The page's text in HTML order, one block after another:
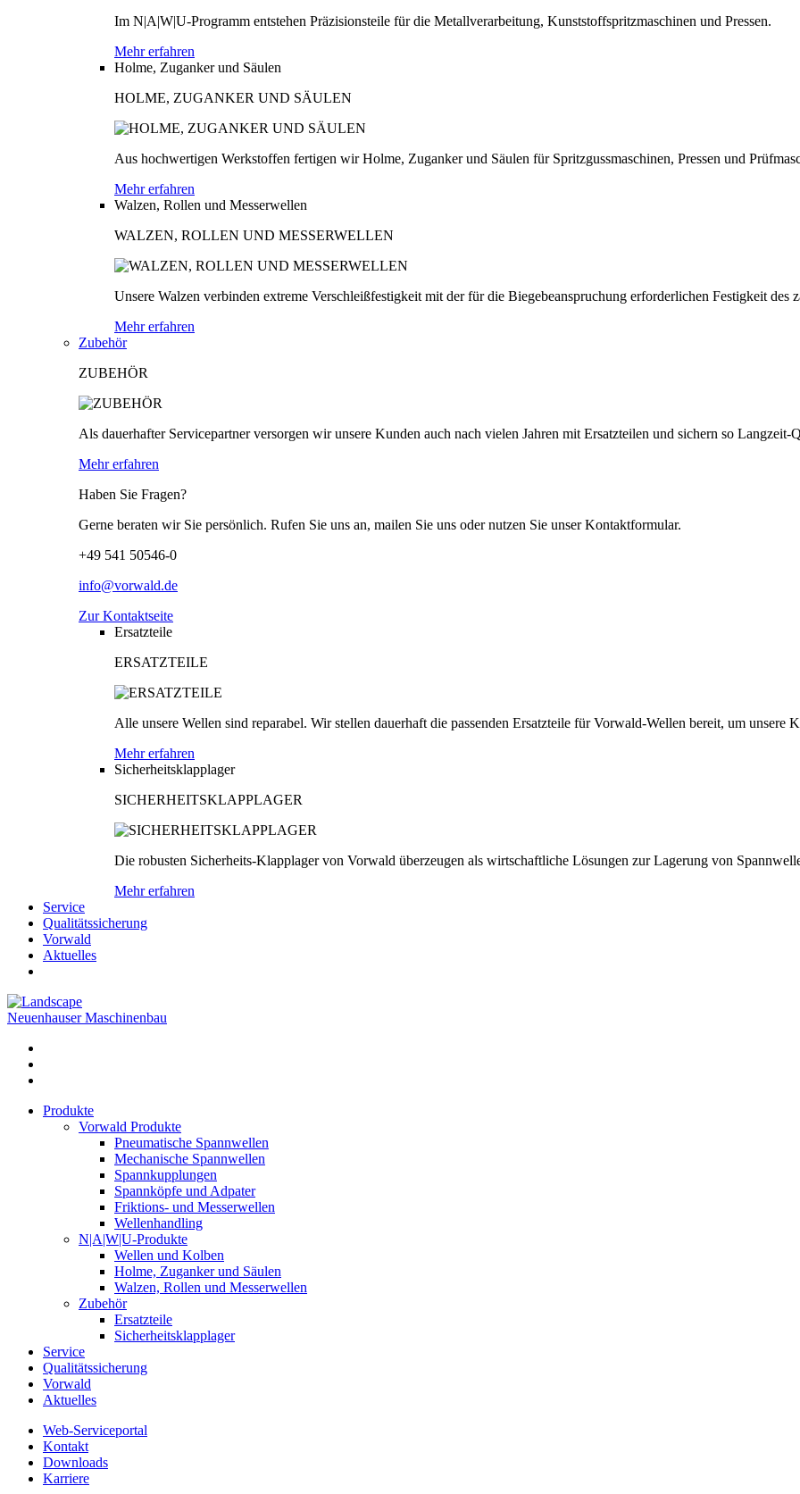
Im N|A|W|U-Programm entstehen Präzisionsteile für die Metallverarbeitung, Kunststoffspritzmaschinen und Pressen.
Mehr erfahren
Holme, Zuganker und Säulen
HOLME, ZUGANKER UND SÄULEN
Aus hochwertigen Werkstoffen fertigen wir Holme, Zuganker und Säulen für Spritzgussmaschinen, Pressen und
Mehr erfahren
Walzen, Rollen und Messerwellen
WALZEN, ROLLEN UND MESSERWELLEN
Unsere Walzen verbinden extreme Verschleißfestigkeit mit der für die Biegebeanspruchung erforderlichen Festigkeit des
Mehr erfahren
Zubehör
ZUBEHÖR
Als dauerhafter Servicepartner versorgen wir unsere Kunden auch nach vielen Jahren mit Ersatzteilen und sichern so Langzeit-
Mehr erfahren
Haben Sie Fragen?
Gerne beraten wir Sie persönlich. Rufen Sie uns an, mailen Sie uns oder nutzen Sie unser Kontaktformular.
+49 541 50546-0
info@vorwald.de
Zur Kontaktseite
Ersatzteile
ERSATZTEILE
Alle unsere Wellen sind reparabel. Wir stellen dauerhaft die passenden Ersatzteile für Vorwald-Wellen bereit, um unsere
Mehr erfahren
Sicherheitsklapplager
SICHERHEITSKLAPPLAGER
Die robusten Sicherheits-Klapplager von Vorwald überzeugen als wirtschaftliche Lösungen zur Lagerung von
Mehr erfahren
Service
Qualitätssicherung
Vorwald
Aktuelles
Neuenhauser Maschinenbau
Produkte
Vorwald Produkte
Pneumatische Spannwellen
Mechanische Spannwellen
Spannkupplungen
Spannköpfe und Adpater
Friktions- und Messerwellen
Wellenhandling
N|A|W|U-Produkte
Wellen und Kolben
Holme, Zuganker und Säulen
Walzen, Rollen und Messerwellen
Zubehör
Ersatzteile
Sicherheitsklapplager
Service
Qualitätssicherung
Vorwald
Aktuelles
Web-Serviceportal
Kontakt
Downloads
Karriere